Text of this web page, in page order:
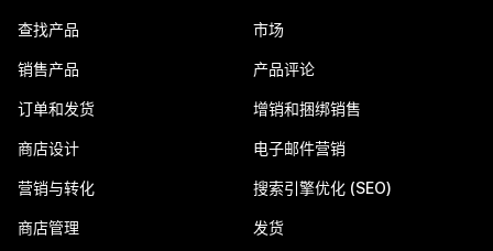
查找产品
销售产品
订单和发货
商店设计
营销与转化
商店管理
市场
产品评论
增销和捆绑销售
电子邮件营销
搜索引擎优化 (SEO)
发货